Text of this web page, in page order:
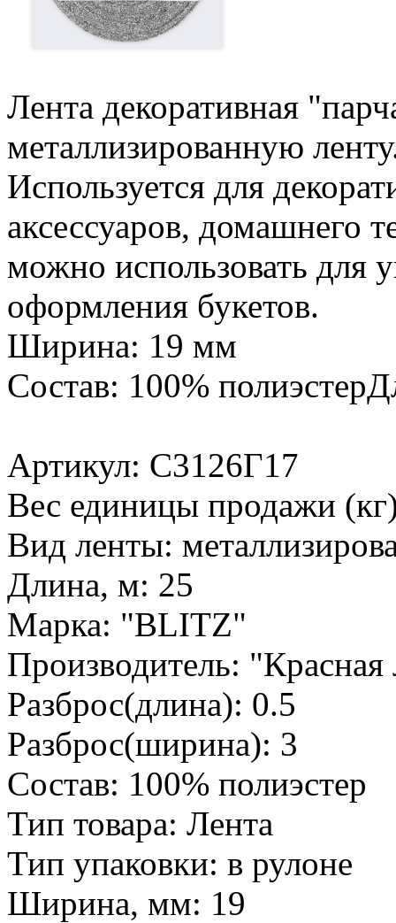
Лента декоративная
металлизированную
Используется для
аксессуаров, домашнего
можно использовать для
оформления букетов.
Ширина: 19 мм
Состав: 100%
Артикул: С3126Г17
Вес единицы продажи
Вид ленты:
Длина, м: 25
Марка: "BLITZ"
Производитель: "Красная
Разброс(длина): 0.5
Разброс(ширина): 3
Состав: 100% полиэстер
Тип товара: Лента
Тип упаковки: в рулоне
Ширина, мм: 19